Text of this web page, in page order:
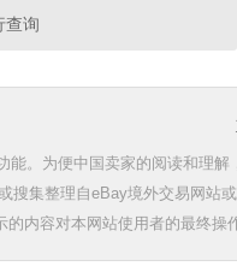
查询
能。为便中国卖家的阅读和理
搜集整理自eBay境外交易网站
的内容对本网站使用者的最终